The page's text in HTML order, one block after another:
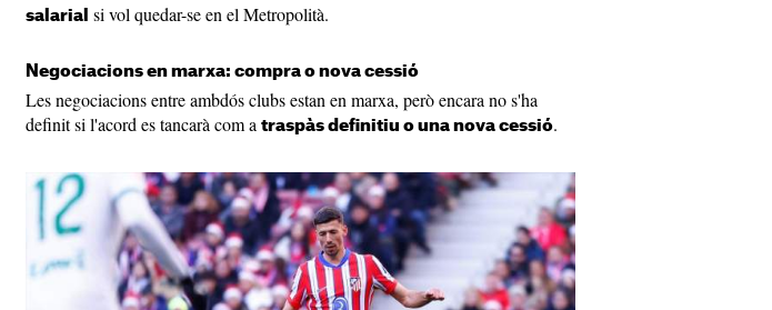
salarial si vol quedar-se en el Metropolità.
Negociacions en marxa: compra o nova cessió
Les negociacions entre ambdós clubs estan en marxa, però encara no s'ha
definit si l'acord es tancarà com a traspàs definitiu o una nova cessió.